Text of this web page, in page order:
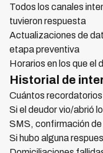
Todos los canales
tuvieron respuesta
Actualizaciones de
etapa preventiva
Horarios en los que el
Historial de
Cuántos recordatorios
Si el deudor vio/abrió
SMS, confirmación
Si hubo alguna